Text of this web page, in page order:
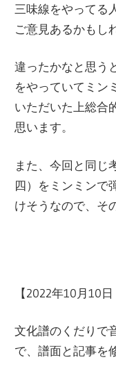
三味線をやってる
ご意見あるかもし
違ったかなと思う
をやっていてミン
いただいた上総合
思います。
また、今回と同じ
四）をミンミンで
けそうなので、そ
【2022年10月10
文化譜のくだりで
で、譜面と記事を